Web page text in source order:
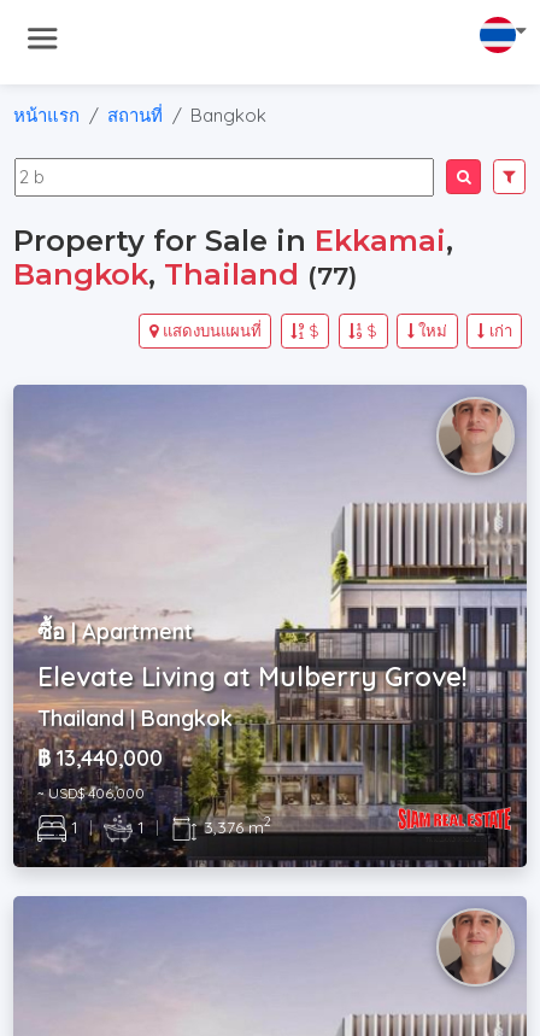
หน้าแรก สถานที่ Bangkok
Property for Sale in Ekkamai,
Bangkok, Thailand (77)
เก่า
ใหม่
$
$
แสดงบนแผนที่
ซื้อ | Apartment
Elevate Living at Mulberry Grove!
Thailand | Bangkok
฿ 13,440,000
~ USD$ 406,000
1 | 1 | 3,376 m2